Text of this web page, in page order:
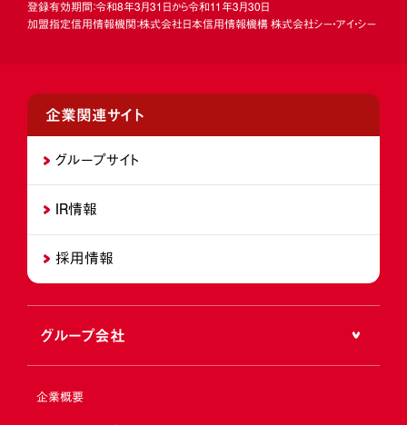
登録有効期間：令和8年3月31日から令和11年3月30日
加盟指定信用情報機関：株式会社日本信用情報機構 株式会社シー・アイ・シー
企業関連サイト
グループサイト
IR情報
採用情報
グループ会社
企業概要